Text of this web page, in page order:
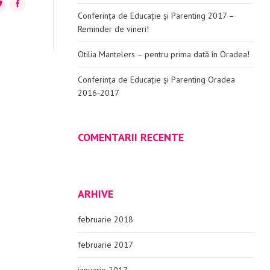
Facebook
Conferința de Educație și Parenting 2017 –
Reminder de vineri!
Otilia Mantelers – pentru prima dată în Oradea!
Conferința de Educație și Parenting Oradea
2016-2017
COMENTARII RECENTE
ARHIVE
februarie 2018
februarie 2017